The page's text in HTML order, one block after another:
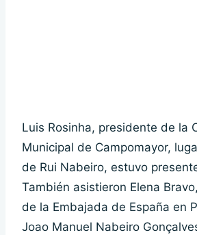
Luis Rosinha, presidente de la
Municipal de Campomayor,
de Rui Nabeiro, estuvo
También asistieron Elena
de la Embajada de España en
Joao Manuel Nabeiro